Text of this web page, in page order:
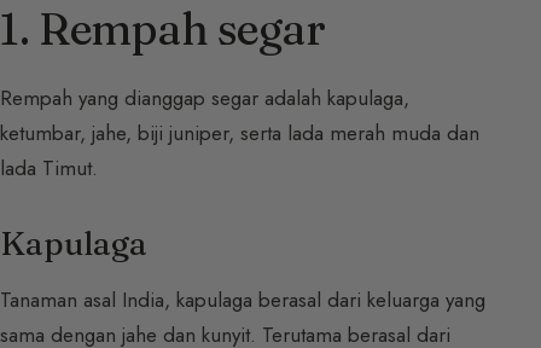
1. Rempah segar
Rempah yang dianggap segar adalah kapulaga,
ketumbar, jahe, biji juniper, serta lada merah muda dan
lada Timut.
Kapulaga
Tanaman asal India, kapulaga berasal dari keluarga yang
sama dengan jahe dan kunyit. Terutama berasal dari